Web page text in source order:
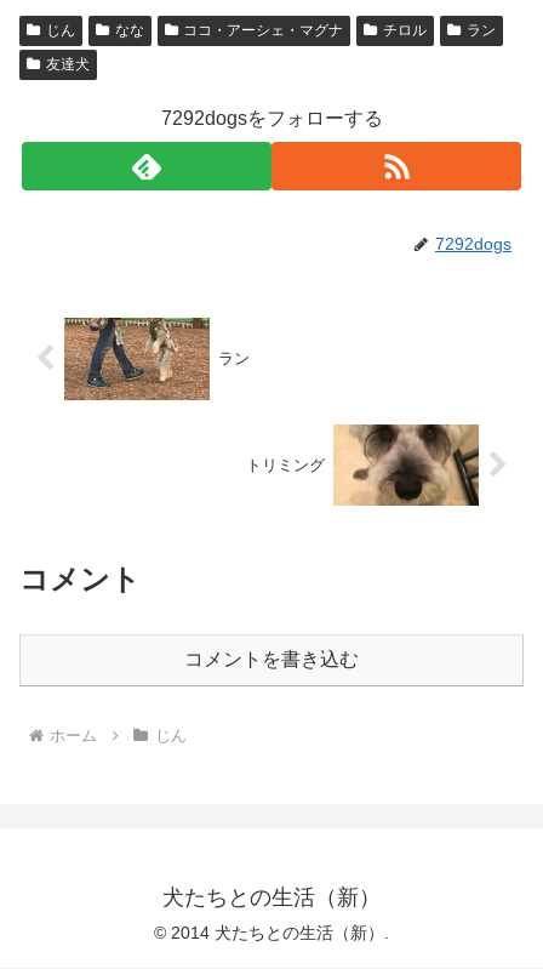
じん なな ココ・アーシェ・マグナ チロル
ラン
友達犬
7292dogsをフォローする
7292dogs
ラン
トリミング
コメント
コメントを書き込む
ホーム じん
犬たちとの生活（新）
© 2014 犬たちとの生活（新）.